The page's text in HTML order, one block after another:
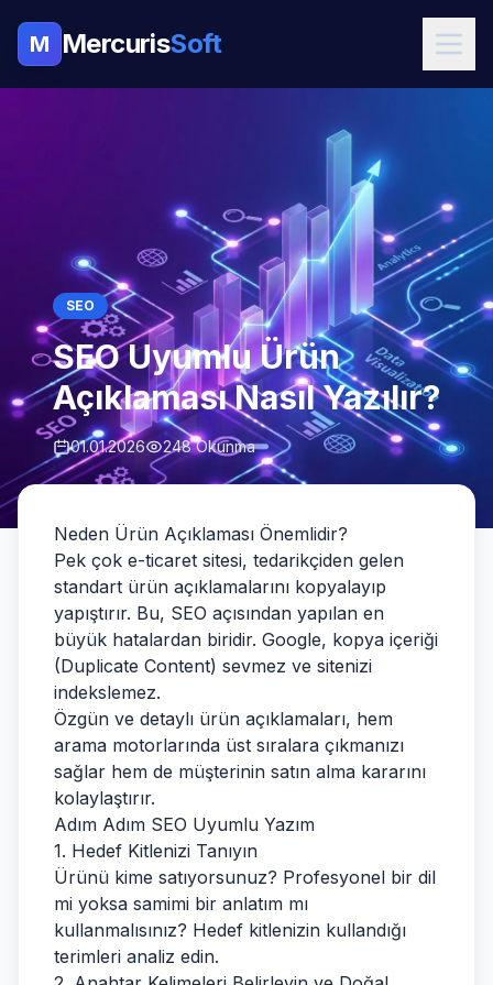
M MercurisSoft
SEO
SEO Uyumlu Ürün
Açıklaması Nasıl Yazılır?
01.01.2026 248 Okunma
Neden Ürün Açıklaması Önemlidir?
Pek çok e-ticaret sitesi, tedarikçiden gelen
standart ürün açıklamalarını kopyalayıp
yapıştırır. Bu, SEO açısından yapılan en
büyük hatalardan biridir. Google, kopya içeriği
(Duplicate Content) sevmez ve sitenizi
indekslemez.
Özgün ve detaylı ürün açıklamaları, hem
arama motorlarında üst sıralara çıkmanızı
sağlar hem de müşterinin satın alma kararını
kolaylaştırır.
Adım Adım SEO Uyumlu Yazım
1. Hedef Kitlenizi Tanıyın
Ürünü kime satıyorsunuz? Profesyonel bir dil
mi yoksa samimi bir anlatım mı
kullanmalısınız? Hedef kitlenizin kullandığı
terimleri analiz edin.